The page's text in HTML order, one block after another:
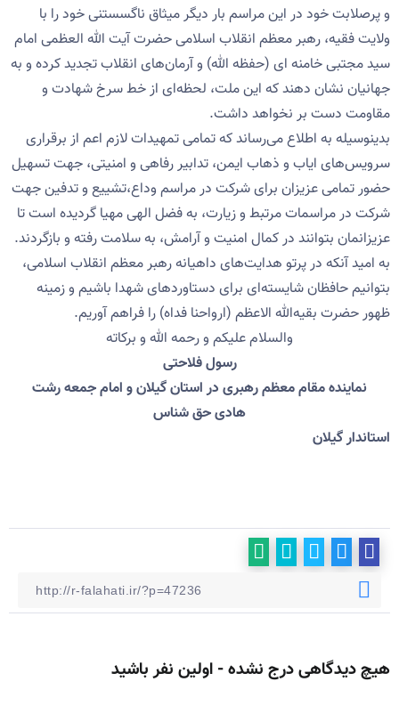
و پرصلابت خود در این مراسم بار دیگر میثاق ناگسستنی خود را با
ولایت فقیه، رهبر معظم انقلاب اسلامی حضرت آیت الله العظمی امام
سید مجتبی خامنه ای (حفظه الله) و آرمان‌های انقلاب تجدید کرده و به
جهانیان نشان دهند که این ملت، لحظه‌ای از خط سرخ شهادت و
مقاومت دست بر نخواهد داشت.
بدینوسیله به اطلاع می‌رساند که تمامی تمهیدات لازم اعم از برقراری
سرویس‌های ایاب و ذهاب ایمن، تدابیر رفاهی و امنیتی، جهت تسهیل
حضور تمامی عزیزان برای شرکت در مراسم وداع،تشییع و تدفین جهت
شرکت در مراسمات مرتبط و زیارت، به فضل الهی مهیا گردیده است تا
عزیزانمان بتوانند در کمال امنیت و آرامش، به سلامت رفته و بازگردند.
به امید آنکه در پرتو هدایت‌های داهیانه رهبر معظم انقلاب اسلامی،
بتوانیم حافظان شایسته‌ای برای دستاوردهای شهدا باشیم و زمینه
ظهور حضرت بقیه‌الله الاعظم (ارواحنا فداه) را فراهم آوریم.
والسلام علیکم و رحمه الله و برکاته
رسول فلاحتی
نماینده مقام معظم رهبری در استان گیلان و امام جمعه رشت
هادی حق شناس
استاندار گیلان
هیچ دیدگاهی درج نشده - اولین نفر باشید